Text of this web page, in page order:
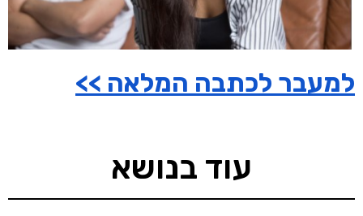
למעבר לכתבה המלאה >>
עוד בנושא